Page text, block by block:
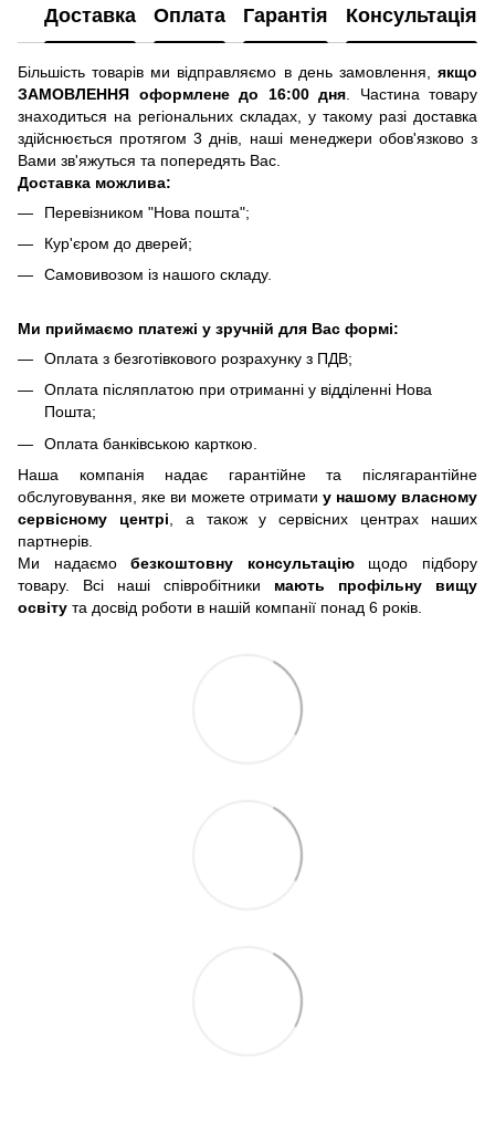
Доставка Оплата Гарантія Консультація
Більшість товарів ми відправляємо в день замовлення, якщо
ЗАМОВЛЕННЯ оформлене до 16:00 дня . Частина товару
знаходиться на регіональних складах, у такому разі доставка
здійснюється протягом 3 днів, наші менеджери обов'язково з
Вами зв'яжуться та попередять Вас.
Доставка можлива:
Перевізником "Нова пошта";
Кур'єром до дверей;
Самовивозом із нашого складу.
Ми приймаємо платежі у зручній для Вас формі:
Оплата з безготівкового розрахунку з ПДВ;
Оплата післяплатою при отриманні у відділенні Нова
Пошта;
Оплата банківською карткою.
Наша компанія надає гарантійне та післягарантійне
обслуговування, яке ви можете отримати у нашому власному
сервісному центрі , а також у сервісних центрах наших
партнерів.
Ми надаємобезкоштовну консультаціющодо підбору
товару. Всі наші співробітники мають профільну вищу
освіту та досвід роботи в нашій компанії понад 6 років.